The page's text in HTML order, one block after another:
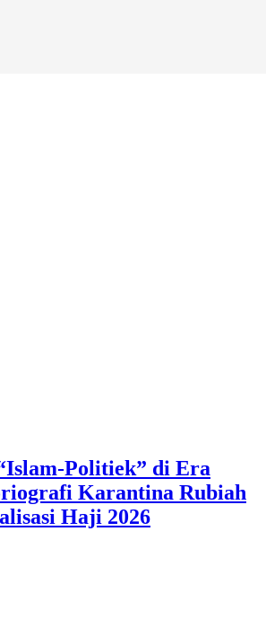
Politiek” di Era
Karantina Rubiah
Haji 2026